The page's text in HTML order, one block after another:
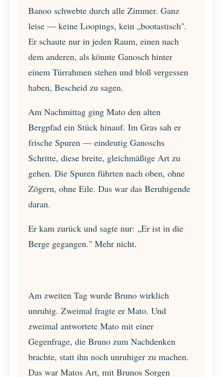
Banoo schwebte durch alle Zimmer. Ganz
leise — keine Loopings, kein „bootastisch".
Er schaute nur in jeden Raum, einen nach
dem anderen, als könnte Ganosch hinter
einem Türrahmen stehen und bloß vergessen
haben, Bescheid zu sagen.
Am Nachmittag ging Mato den alten
Bergpfad ein Stück hinauf. Im Gras sah er
frische Spuren — eindeutig Ganoschs
Schritte, diese breite, gleichmäßige Art zu
gehen. Die Spuren führten nach oben, ohne
Zögern, ohne Eile. Das war das Beruhigende
daran.
Er kam zurück und sagte nur: „Er ist in die
Berge gegangen." Mehr nicht.
Am zweiten Tag wurde Bruno wirklich
unruhig. Zweimal fragte er Mato. Und
zweimal antwortete Mato mit einer
Gegenfrage, die Bruno zum Nachdenken
brachte, statt ihn noch unruhiger zu machen.
Das war Matos Art, mit Brunos Sorgen